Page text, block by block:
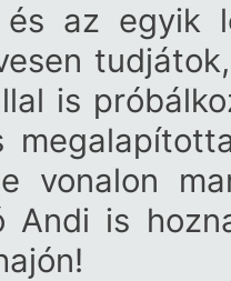
az egyik
is
vonalon
Andi is